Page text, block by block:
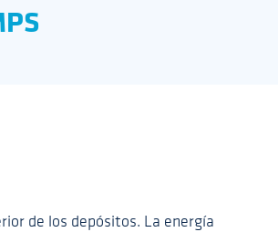
de los depósitos. La energía